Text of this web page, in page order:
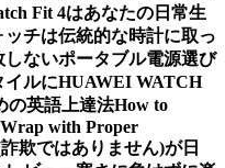
Fit 4はあなたの日常生
チは伝統的な時計に取っ
しないポータブル電源選び
イルにHUAWEI WATCH
の英語上達法How to
with Proper
欺ではありません)が日